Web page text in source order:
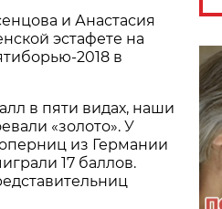
и Анастасия
эстафете на
2018 в
в пяти видах, наши
«золото». У
из Германии
17 баллов.